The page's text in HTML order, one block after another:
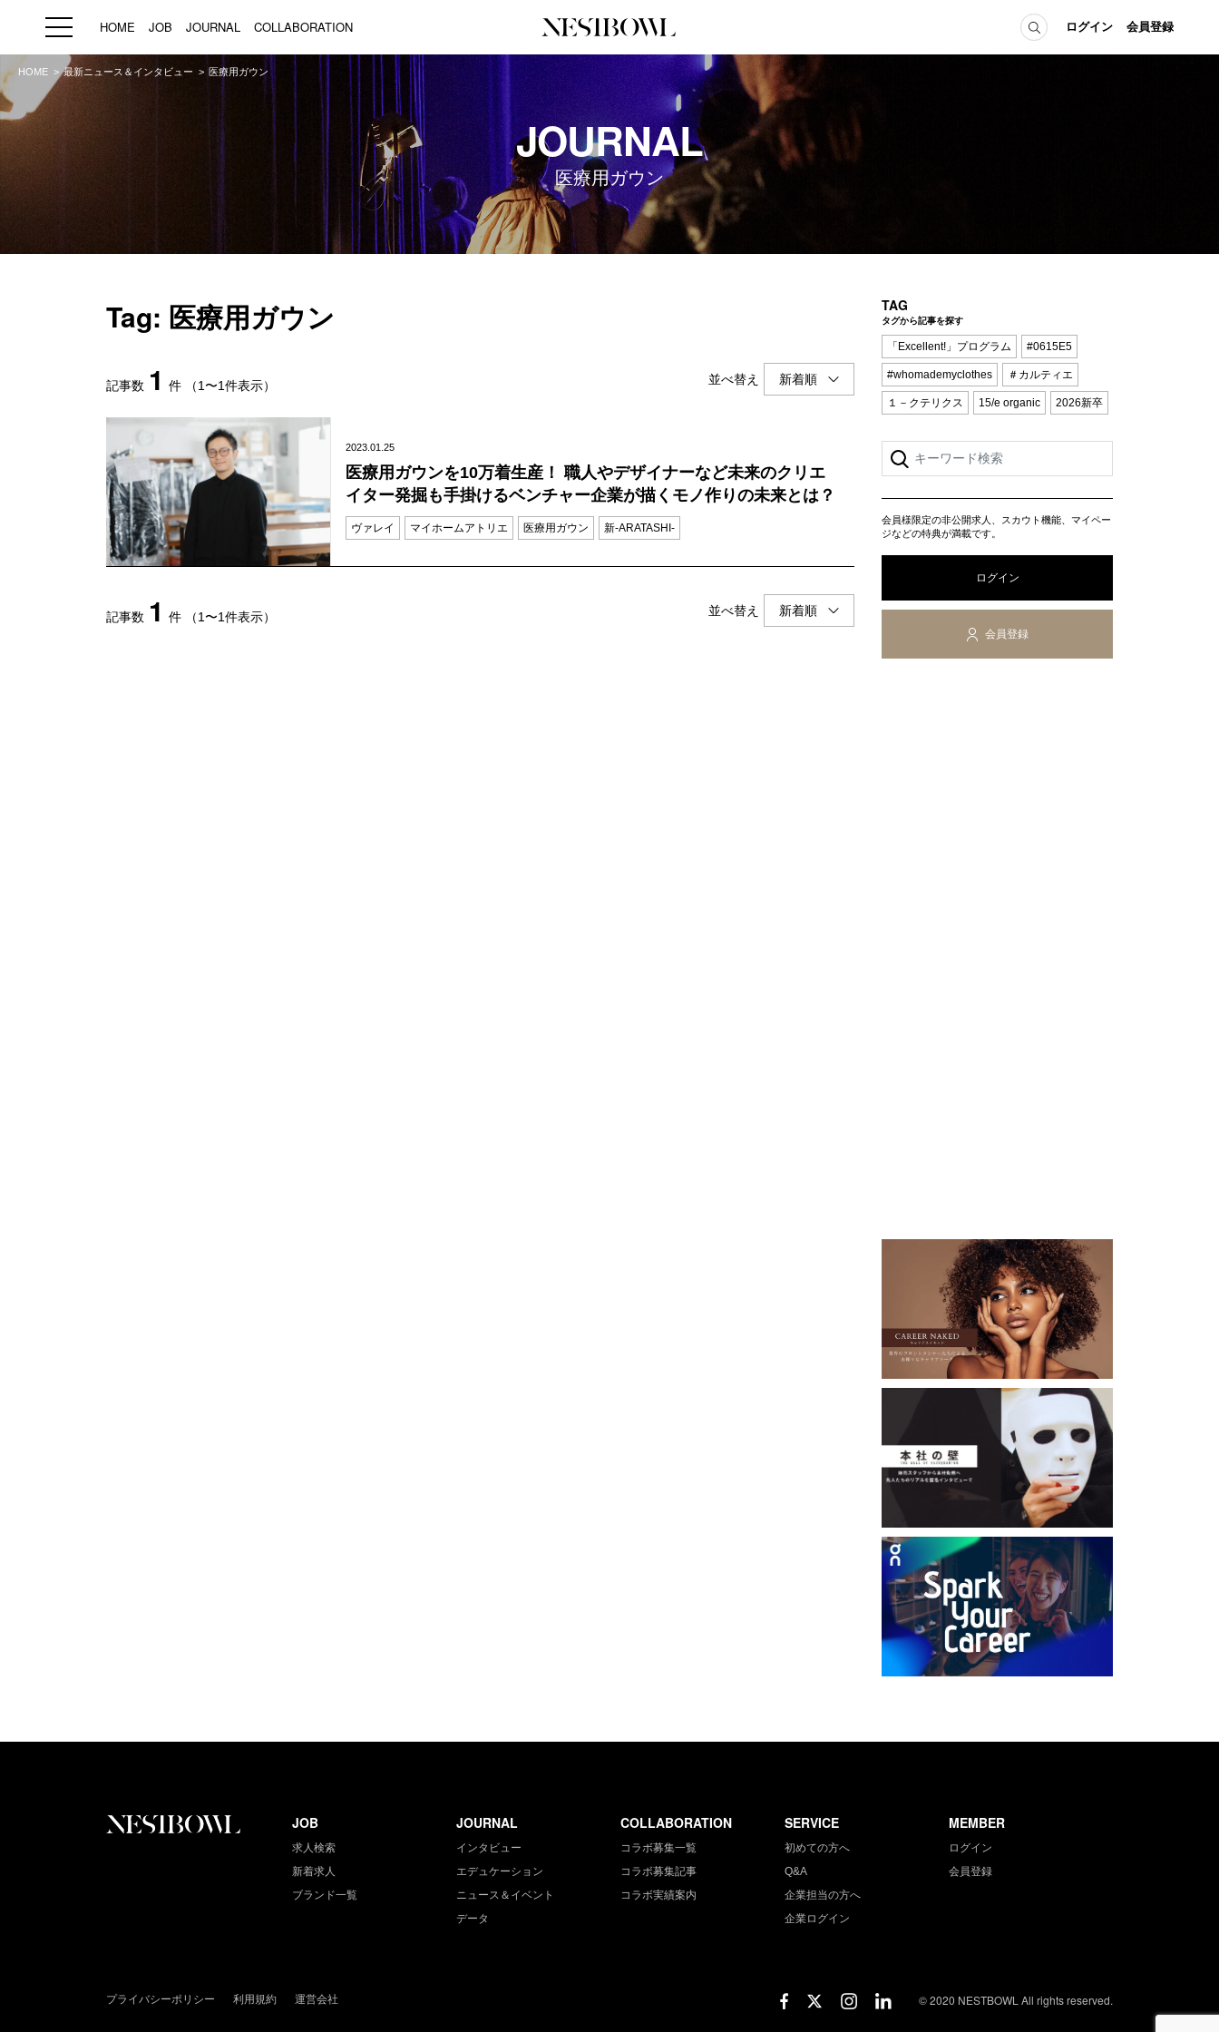
HOME JOB JOURNAL COLLABORATION ログイン 会員登録
HOME JOB
求人検索
新着求人
ブランド一覧
JOURNAL
インタビュー
エデュケーション
ニュース＆イベント
データ
COLLABORATION
コラボ募集一覧
コラボ募集記事
コラボ実績案内
初めての方へ
Q&A
HOME 最新ニュース＆インタビュー 医療用ガウン
JOURNAL
医療用ガウン
Tag: 医療用ガウン
記事数 1 件 （1〜1件表示） 並べ替え
2023.01.25
医療用ガウンを10万着生産！ 職人やデザイナーなど未来のクリエ
イター発掘も手掛けるベンチャー企業が描くモノ作りの未来とは？
ヴァレイ マイホームアトリエ 医療用ガウン 新-ARATASHI-
記事数 1 件 （1〜1件表示） 並べ替え
TAG
タグから記事を探す
「Excellent!」プログラム #0615E5
#whomademyclothes ＃カルティエ
１－クテリクス 15/e organic 2026新卒
会員様限定の非公開求人、スカウト機能、マイペー
ジなどの特典が満載です。
ログイン
会員登録
JOB
求人検索
新着求人
ブランド一覧
JOURNAL
インタビュー
エデュケーション
ニュース＆イベント
データ
COLLABORATION
コラボ募集一覧
コラボ募集記事
コラボ実績案内
SERVICE
初めての方へ
Q&A
企業担当の方へ
企業ログイン
MEMBER
ログイン
会員登録
プライバシーポリシー 利用規約 運営会社 © 2020 NESTBOWL All rights reserved.